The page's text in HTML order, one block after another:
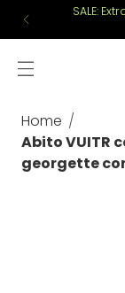
SALE:
Home
Abito VUITR
georgette